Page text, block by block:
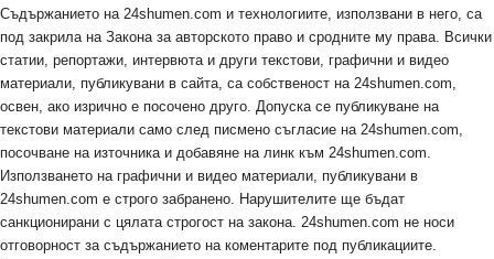
Съдържанието на 24shumen.com и технологиите, използвани в него, са
под закрила на Закона за авторското право и сродните му права. Всички
статии, репортажи, интервюта и други текстови, графични и видео
материали, публикувани в сайта, са собственост на 24shumen.com,
освен, ако изрично е посочено друго. Допуска се публикуване на
текстови материали само след писмено съгласие на 24shumen.com,
посочване на източника и добавяне на линк към 24shumen.com.
Използването на графични и видео материали, публикувани в
24shumen.com е строго забранено. Нарушителите ще бъдат
санкционирани с цялата строгост на закона. 24shumen.com не носи
отговорност за съдържанието на коментарите под публикациите.